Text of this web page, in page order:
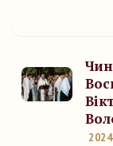
Чин